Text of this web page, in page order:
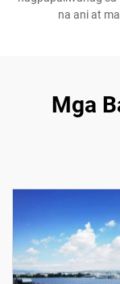
na ani at
Mga